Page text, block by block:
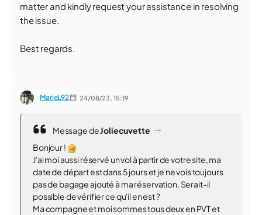
matter and kindly request your assistance in resolving
the issue.
Best regards.
MarieL92 24/08/23, 15:19
Message deJoliecuvette
Bonjour !
J'ai moi aussi réservé un vol à partir de votre site, ma
date de départ est dans 5 jours et je ne vois toujours
pas de bagage ajouté à ma réservation. Serait-il
possible de vérifier ce qu'il en est ?
Ma compagne et moi sommes tous deux en PVT et